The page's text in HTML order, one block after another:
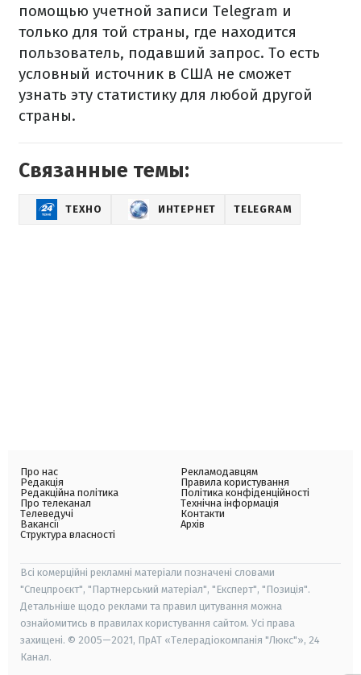
помощью учетной записи Telegram и
только для той страны, где находится
пользователь, подавший запрос. То есть
условный источник в США не сможет
узнать эту статистику для любой другой
страны.
Связанные темы:
ТЕХНО ИНТЕРНЕТ TELEGRAM
Про нас
Редакція
Редакційна політика
Про телеканал
Телеведучі
Вакансії
Структура власності
Рекламодавцям
Правила користування
Політика конфіденційності
Технічна інформація
Контакти
Архів
Всі комерційні рекламні матеріали позначені словами
"Спецпроєкт", "Партнерський матеріал", "Експерт", "Позиція".
Детальніше щодо реклами та правил цитування можна
ознайомитись в правилах користування сайтом. Усі права
захищені. © 2005—2021, ПрАТ «Телерадіокомпанія "Люкс"», 24
Канал.